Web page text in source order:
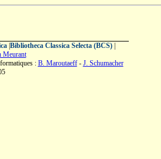
| Bibliotheca Classica Selecta (BCS)|
Meurant
: B. Maroutaeff- J. Schumacher